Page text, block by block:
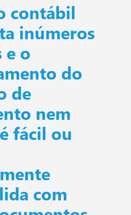
contábil
inúmeros
e o
do
de
nem
fácil ou
com